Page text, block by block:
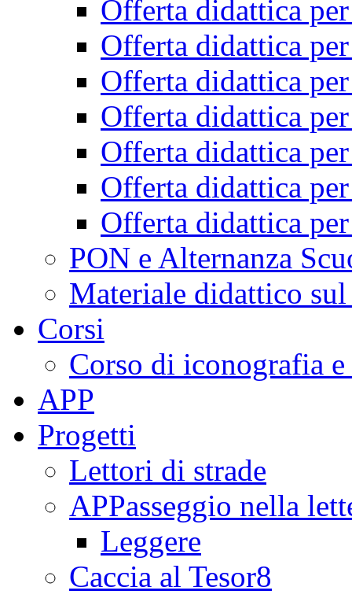
Offerta didattica
Offerta didattica
Offerta didattica
Offerta didattica
Offerta didattica
Offerta didattica
Offerta didattica
PON e Alternanza
Materiale didattico
Corsi
Corso di iconografia
APP
Progetti
Lettori di strade
APPasseggio nella
Leggere
Caccia al Tesor8